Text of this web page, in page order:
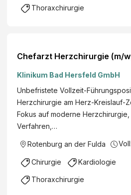
Thoraxchirurgie
Chefarzt Herzchirurgie (m/
Klinikum Bad Hersfeld GmbH
Unbefristete Vollzeit-
Herzchirurgie am Herz-Kreislauf-
Fokus auf moderne Herzchirurgie,
Verfahren,…
Rotenburg an der Fulda
Chirurgie Kardiologie
Thoraxchirurgie